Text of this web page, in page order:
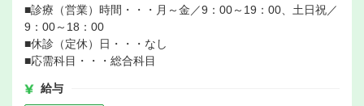
■診療（営業）時間・・・月～金／9：00～19：00、土日祝／
9：00～18：00
■休診（定休）日・・・なし
■応需科目・・・総合科目
給与